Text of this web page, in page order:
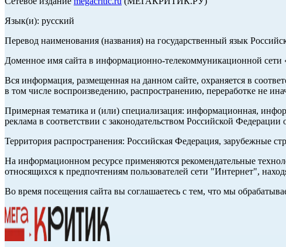
Язык(и): русский
Перевод наименования (названия) на государственный язык
Доменное имя сайта в информационно-телекоммуникационной сети
Вся информация, размещенная на данном сайте, охраняется в
в том числе воспроизведению, распространению, переработке не
Примерная тематика и (или) специализация: информационная,
реклама в соответствии с законодательством Российской Федерации
Территория распространения: Российская Федерация, зарубежные
На информационном ресурсе применяются рекомендательные
относящихся к предпочтениям пользователей сети "Интернет",
Во время посещения сайта вы соглашаетесь с тем, что мы